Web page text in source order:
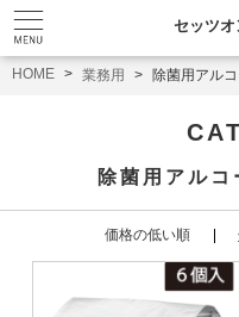
セッツ
HOME 業務用 除菌用アル
除菌用アル
価格の低い順